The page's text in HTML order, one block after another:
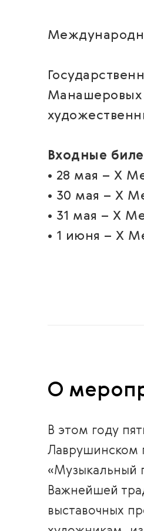
Манашеровых
Входные
• 28 мая – X
• 30 мая – X
• 31 мая – X
• 1 июня – X
О
В этом году
Лаврушинском
«Музыкальный
Важнейшей
выставочных